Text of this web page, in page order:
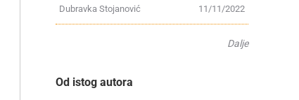
11/11/2022
Dubravka Stojanović
Dalje
Od istog autora